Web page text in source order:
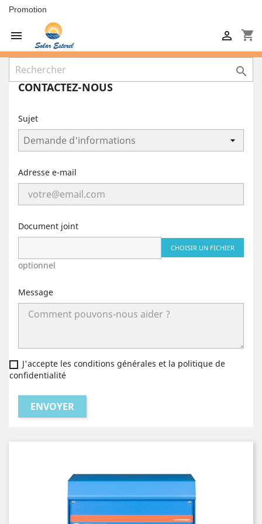
Promotion
 shopping_cart


CONTACTEZ-NOUS
Sujet
Adresse e-mail
Document joint
CHOISIR UN FICHIER
optionnel
Message
J'accepte les conditions générales et la politique de
confidentialité